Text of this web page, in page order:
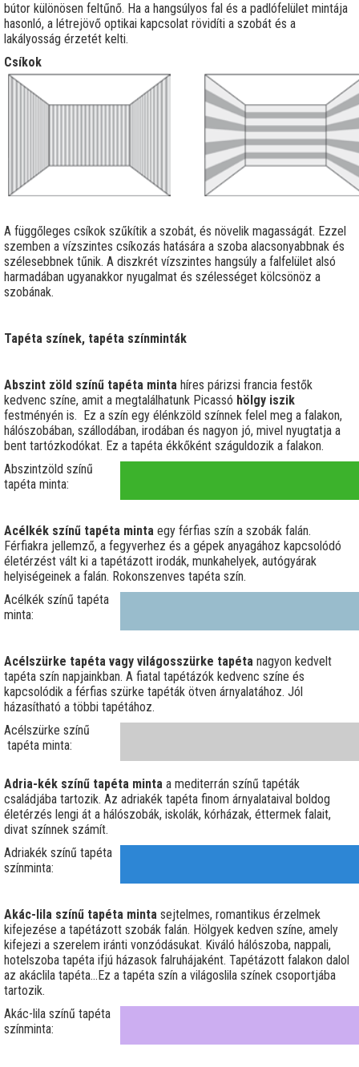
bútor különösen feltűnő. Ha a hangsúlyos fal és a padlófelület mintája
hasonló, a létrejövő optikai kapcsolat rövidíti a szobát és a
lakályosság érzetét kelti.
Csíkok
A függőleges csíkok szűkítik a szobát, és növelik magasságát. Ezzel
szemben a vízszintes csíkozás hatására a szoba alacsonyabbnak és
szélesebbnek tűnik. A diszkrét vízszintes hangsúly a falfelület alsó
harmadában ugyanakkor nyugalmat és szélességet kölcsönöz a
szobának.
Tapéta színek, tapéta színminták
Abszint zöld színű tapéta minta híres párizsi francia festők
kedvenc színe, amit a megtalálhatunk Picassó hölgy iszik
festményén is. Ez a szín egy élénkzöld színnek felel meg a falakon,
hálószobában, szállodában, irodában és nagyon jó, mivel nyugtatja a
bent tartózkodókat. Ez a tapéta ékkőként száguldozik a falakon.
Abszintzöld színű
tapéta minta:
Acélkék színű tapéta minta egy férfias szín a szobák falán.
Férfiakra jellemző, a fegyverhez és a gépek anyagához kapcsolódó
életérzést vált ki a tapétázott irodák, munkahelyek, autógyárak
helyiségeinek a falán. Rokonszenves tapéta szín.
Acélkék színű tapéta
minta:
Acélszürke tapéta vagy világosszürke tapéta nagyon kedvelt
tapéta szín napjainkban. A fiatal tapétázók kedvenc színe és
kapcsolódik a férfias szürke tapéták ötven árnyalatához. Jól
házasítható a többi tapétához.
Acélszürke színű
tapéta minta:
Adria-kék színű tapéta minta a mediterrán színű tapéták
családjába tartozik. Az adriakék tapéta finom árnyalataival boldog
életérzés lengi át a hálószobák, iskolák, kórházak, éttermek falait,
divat színnek számít.
Adriakék színű tapéta
színminta:
Akác-lila színű tapéta minta sejtelmes, romantikus érzelmek
kifejezése a tapétázott szobák falán. Hölgyek kedven színe, amely
kifejezi a szerelem iránti vonzódásukat. Kiváló hálószoba, nappali,
hotelszoba tapéta ifjú házasok falruhájaként. Tapétázott falakon dalol
az akáclila tapéta…Ez a tapéta szín a világoslila színek csoportjába
tartozik.
Akác-lila színű tapéta
színminta: